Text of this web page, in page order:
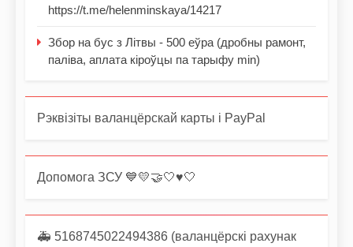
https://t.me/helenminskaya/14217
Збор на бус з Літвы - 500 еўра (дробны рамонт,
паліва, аплата кіроўцы па тарыфу min)
Рэквізіты валанцёрскай карты і PayPal
Допомога ЗСУ 💙💛🤝🤍♥️🤍
🚑 5168745022494386 (валанцёрскі рахунак